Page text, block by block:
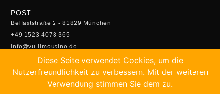
POST
Belfaststraße 2 - 81829 München
+49 1523 4078 365
info@vu-limousine.de
ÖFFUNGSZEITEN
Diese Seite verwendet Cookies, um die
Nutzerfreundlichkeit zu verbessern. Mit der weiteren
Verwendung stimmen Sie dem zu.